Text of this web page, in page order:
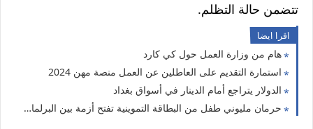
تتضمن حالة التظلم.
اقرا ايضا
هام من وزارة العمل حول كي كارد
استمارة التقديم على العاطلين عن العمل منصة مهن 2024
الدولار يتراجع أمام الدينار في أسواق بغداد
حرمان مليوني طفل من البطاقة التموينية تفتح أزمة بين البرلمان ووزارة التجارة